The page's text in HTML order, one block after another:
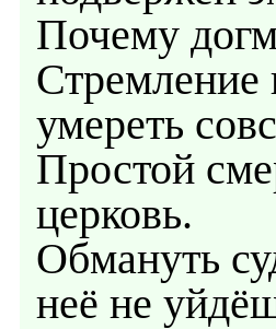
Почему
умереть
Простой
церковь.
Обмануть
неё не